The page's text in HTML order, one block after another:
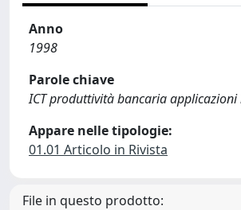
Anno
1998
Parole chiave
ICT produttività bancaria
Appare nelle tipologie:
01.01 Articolo in Rivista
File in questo prodotto: